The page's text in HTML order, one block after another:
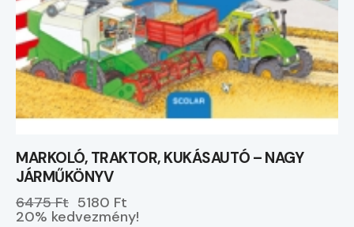
MARKOLÓ, TRAKTOR, KUKÁSAUTÓ – NAGY
JÁRMŰKÖNYV
6475 Ft 5180 Ft
20% kedvezmény!